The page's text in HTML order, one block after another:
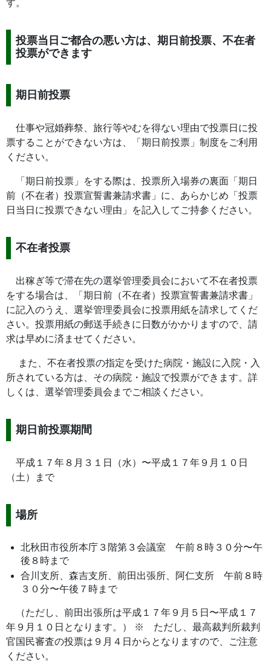
す。
投票当日ご都合の悪い方は、期日前投票、不在者
投票ができます
期日前投票
仕事や冠婚葬祭、旅行等やむを得ない理由で投票日に投
票することができない方は、「期日前投票」制度をご利用
ください。
「期日前投票」をする際は、投票所入場券の裏面「期日
前（不在者）投票宣誓書兼請求書」に、あらかじめ「投票
日当日に投票できない理由」を記入してご持参ください。
不在者投票
出稼ぎ等で滞在先の選挙管理委員会において不在者投票
をする場合は、「期日前（不在者）投票宣誓書兼請求書」
に記入のうえ、選挙管理委員会に投票用紙を請求してくだ
さい。投票用紙の郵送手続きに日数がかかりますので、請
求は早めに済ませてください。
また、不在者投票の指定を受けた病院・施設に入院・入
所されている方は、その病院・施設で投票ができます。詳
しくは、選挙管理委員会までご相談ください。
期日前投票期間
平成１７年８月３１日（水）〜平成１７年９月１０日
（土）まで
場所
北秋田市役所本庁３階第３会議室 午前８時３０分〜午
後８時まで
合川支所、森吉支所、前田出張所、阿仁支所 午前８時
３０分〜午後７時まで
（ただし、前田出張所は平成１７年９月５日〜平成１７
年９月１０日となります。） ※ ただし、最高裁判所裁判
官国民審査の投票は９月４日からとなりますので、ご注意
ください。